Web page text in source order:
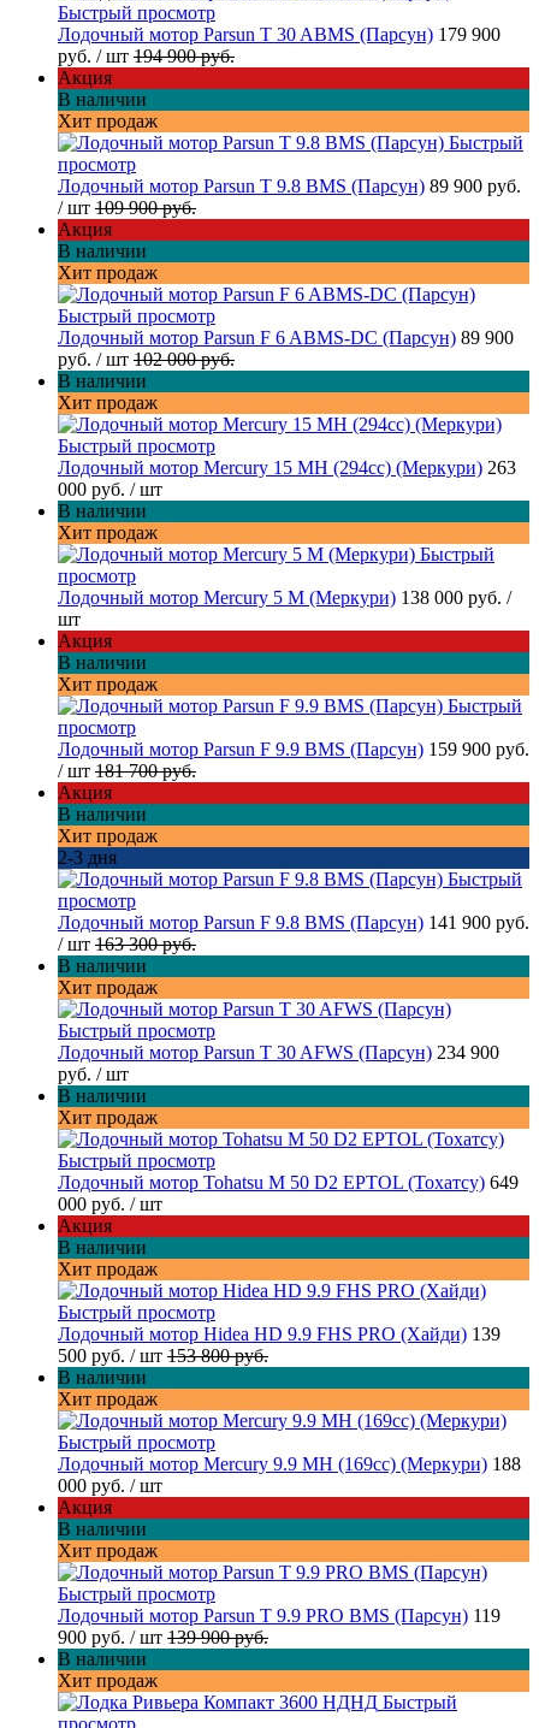
Быстрый просмотр
Лодочный мотор Parsun T 30 ABMS (Парсун) 179 900
руб. / шт 194 900 руб.
Акция
В наличии
Хит продаж
Быстрый
просмотр
Лодочный мотор Parsun T 9.8 BMS (Парсун) 89 900 руб.
/ шт 109 900 руб.
Акция
В наличии
Хит продаж
Быстрый просмотр
Лодочный мотор Parsun F 6 ABMS-DC (Парсун) 89 900
руб. / шт 102 000 руб.
В наличии
Хит продаж
Быстрый просмотр
Лодочный мотор Mercury 15 MH (294cc) (Меркури) 263
000 руб. / шт
В наличии
Хит продаж
Быстрый
просмотр
Лодочный мотор Mercury 5 M (Меркури) 138 000 руб. /
шт
Акция
В наличии
Хит продаж
Быстрый
просмотр
Лодочный мотор Parsun F 9.9 BMS (Парсун) 159 900 руб.
/ шт 181 700 руб.
Акция
В наличии
Хит продаж
2-3 дня
Быстрый
просмотр
Лодочный мотор Parsun F 9.8 BMS (Парсун) 141 900 руб.
/ шт 163 300 руб.
В наличии
Хит продаж
Быстрый просмотр
Лодочный мотор Parsun T 30 AFWS (Парсун) 234 900
руб. / шт
В наличии
Хит продаж
Быстрый просмотр
Лодочный мотор Tohatsu M 50 D2 EPTOL (Тохатсу) 649
000 руб. / шт
Акция
В наличии
Хит продаж
Быстрый просмотр
Лодочный мотор Hidea HD 9.9 FHS PRO (Хайди) 139
500 руб. / шт 153 800 руб.
В наличии
Хит продаж
Быстрый просмотр
Лодочный мотор Mercury 9.9 MH (169cc) (Меркури) 188
000 руб. / шт
Акция
В наличии
Хит продаж
Быстрый просмотр
Лодочный мотор Parsun T 9.9 PRO BMS (Парсун) 119
900 руб. / шт 139 900 руб.
В наличии
Хит продаж
Быстрый
просмотр